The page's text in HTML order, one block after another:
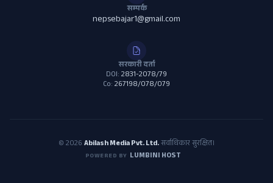
सम्पर्क
nepsebajar1@gmail.com
सरकारी दर्ता
DOI: 2831-2078/79
Co: 267198/078/079
© 2026 Abilash Media Pvt. Ltd.सर्वाधिकार सुरक्षित।
POWERED BY LUMBINI HOST